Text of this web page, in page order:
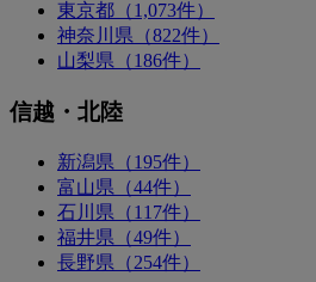
東京都（1,073件）
神奈川県（822件）
山梨県（186件）
信越・北陸
新潟県（195件）
富山県（44件）
石川県（117件）
福井県（49件）
長野県（254件）